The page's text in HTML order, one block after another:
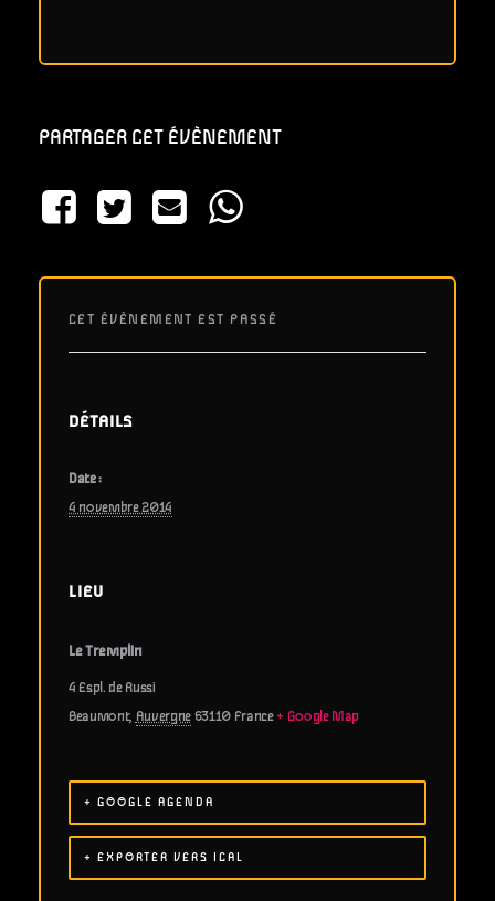
PARTAGER CET ÉVÈNEMENT
CET ÉVÈNEMENT EST PASSÉ
DÉTAILS
Date :
4 novembre 2014
LIEU
Le Tremplin
4 Espl. de Russi
Beaumont, Auvergne 63110 France + Google Map
+ GOOGLE AGENDA
+ EXPORTER VERS ICAL